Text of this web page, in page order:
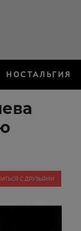
НОСТАЛЬГИЯ
С ДРУЗЬЯМИ